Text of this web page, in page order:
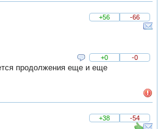
+56
-66
+0 -0
продолжения еще и еще
+38
-54